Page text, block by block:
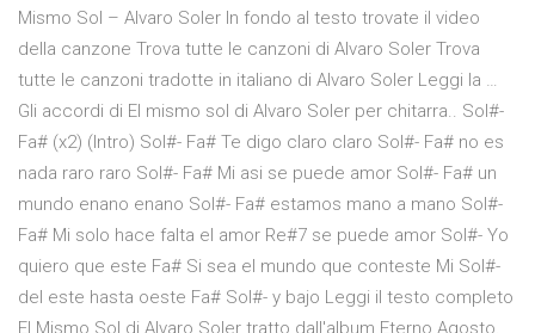
Mismo Sol – Alvaro Soler In fondo al testo trovate il video
della canzone Trova tutte le canzoni di Alvaro Soler Trova
tutte le canzoni tradotte in italiano di Alvaro Soler Leggi la …
Gli accordi di El mismo sol di Alvaro Soler per chitarra.. Sol#-
Fa# (x2) (Intro) Sol#- Fa# Te digo claro claro Sol#- Fa# no es
nada raro raro Sol#- Fa# Mi asi se puede amor Sol#- Fa# un
mundo enano enano Sol#- Fa# estamos mano a mano Sol#-
Fa# Mi solo hace falta el amor Re#7 se puede amor Sol#- Yo
quiero que este Fa# Si sea el mundo que conteste Mi Sol#-
del este hasta oeste Fa# Sol#- y bajo Leggi il testo completo